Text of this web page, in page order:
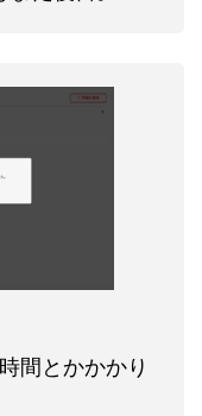
間とかかかり